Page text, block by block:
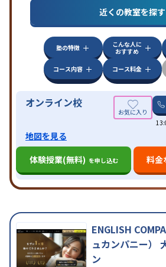
特徴
中高一貫校生に対応授業の
学習にPC・タブレットを
科目から受講可能
近くの教室を探す
塾の特徴
こんな人に
おすすめ
コース内容
コース料金
オンライン校
地図を見る
体験授業(無料) を申し込む 料金
ENGLISH
ュカンパニー）
ン